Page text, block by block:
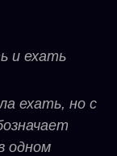
и ехать
ехать, но с
одном